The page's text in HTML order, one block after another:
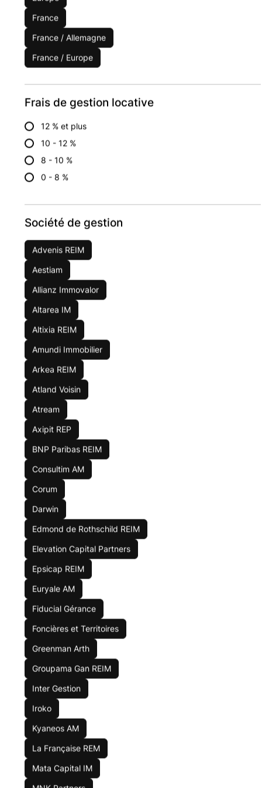
France
France / Allemagne
France / Europe
Frais de gestion locative
12 % et plus
10 - 12 %
8 - 10 %
0 - 8 %
Société de gestion
Advenis REIM
Aestiam
Allianz Immovalor
Altarea IM
Altixia REIM
Amundi Immobilier
Arkea REIM
Atland Voisin
Atream
Axipit REP
BNP Paribas REIM
Consultim AM
Corum
Darwin
Edmond de Rothschild REIM
Elevation Capital Partners
Epsicap REIM
Euryale AM
Fiducial Gérance
Foncières et Territoires
Greenman Arth
Groupama Gan REIM
Inter Gestion
Iroko
Kyaneos AM
La Française REM
Mata Capital IM
Bureaux
Acces Valeur Pierre
Performance globale :
7.38% /an
30.2%
Capitalisation :
Année de création :
Risque de perte en capital
En savoir plus
Placer dans cette SCPI
Européennes
Corum Origin
Performance globale :
% /an
Évolution part (sur 5 ans) :
4.13%
3630M€
Année de création :
Risque de perte en capital
En savoir plus
Placer dans cette SCPI
Européennes Europe